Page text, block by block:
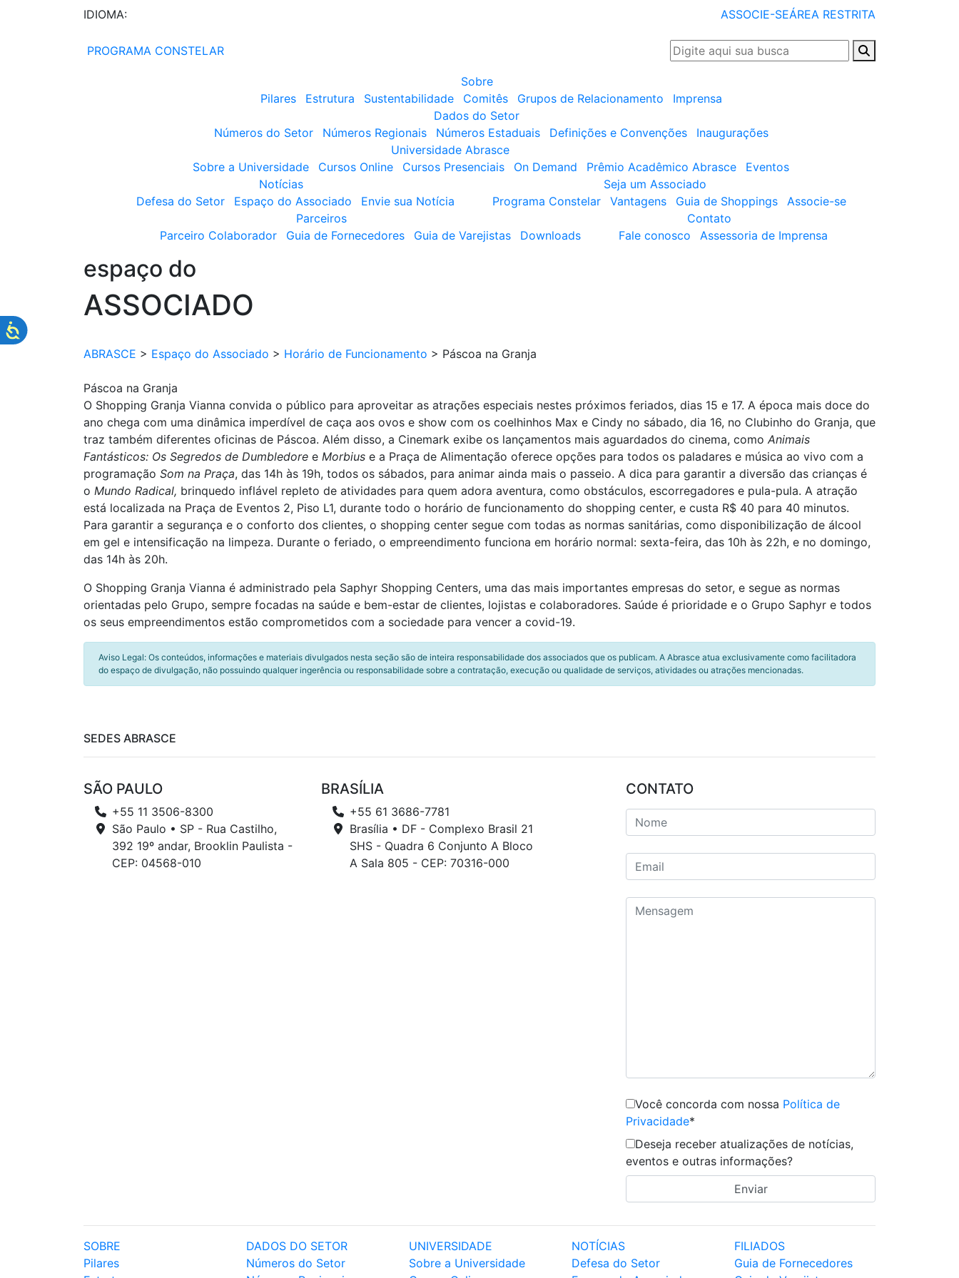
IDIOMA: ASSOCIE-SEÁREA RESTRITA
PROGRAMA CONSTELAR
Sobre
Pilares
Estrutura Sustentabilidade Comitês Grupos de Relacionamento
Imprensa
Dados do Setor
Números do Setor
Números Regionais Números Estaduais Definições e Convenções
Inaugurações
Universidade Abrasce
Sobre a Universidade
Cursos Online Cursos Presenciais On Demand Prêmio Acadêmico Abrasce
Eventos
Notícias
Defesa do Setor
Espaço do Associado Envie sua Notícia
Seja um Associado
Programa Constelar
Vantagens Guia de Shoppings
Associe-se
Parceiros
Parceiro Colaborador
Guia de Fornecedores Guia de Varejistas Downloads
Contato
Fale conosco
Assessoria de Imprensa
espaço do
ASSOCIADO
ABRASCE > Espaço do Associado > Horário de Funcionamento > Páscoa na Granja
Páscoa na Granja
O Shopping Granja Vianna convida o público para aproveitar as atrações especiais nestes próximos feriados, dias 15 e 17. A época mais doce do
ano chega com uma dinâmica imperdível de caça aos ovos e show com os coelhinhos Max e Cindy no sábado, dia 16, no Clubinho do Granja, que
traz também diferentes oficinas de Páscoa. Além disso, a Cinemark exibe os lançamentos mais aguardados do cinema, como Animais
Fantásticos: Os Segredos de Dumbledore e Morbius e a Praça de Alimentação oferece opções para todos os paladares e música ao vivo com a
programação Som na Praça, das 14h às 19h, todos os sábados, para animar ainda mais o passeio. A dica para garantir a diversão das crianças é
o Mundo Radical, brinquedo inflável repleto de atividades para quem adora aventura, como obstáculos, escorregadores e pula-pula. A atração
está localizada na Praça de Eventos 2, Piso L1, durante todo o horário de funcionamento do shopping center, e custa R$ 40 para 40 minutos.
Para garantir a segurança e o conforto dos clientes, o shopping center segue com todas as normas sanitárias, como disponibilização de álcool
em gel e intensificação na limpeza. Durante o feriado, o empreendimento funciona em horário normal: sexta-feira, das 10h às 22h, e no domingo,
das 14h às 20h.
O Shopping Granja Vianna é administrado pela Saphyr Shopping Centers, uma das mais importantes empresas do setor, e segue as normas
orientadas pelo Grupo, sempre focadas na saúde e bem-estar de clientes, lojistas e colaboradores. Saúde é prioridade e o Grupo Saphyr e todos
os seus empreendimentos estão comprometidos com a sociedade para vencer a covid-19.
Aviso Legal: Os conteúdos, informações e materiais divulgados nesta seção são de inteira responsabilidade dos associados que os publicam. A Abrasce atua exclusivamente como facilitadora
do espaço de divulgação, não possuindo qualquer ingerência ou responsabilidade sobre a contratação, execução ou qualidade de serviços, atividades ou atrações mencionadas.
SEDES ABRASCE
SÃO PAULO
+55 11 3506-8300
São Paulo • SP - Rua Castilho,
392 19º andar, Brooklin Paulista -
CEP: 04568-010
BRASÍLIA
+55 61 3686-7781
Brasília • DF - Complexo Brasil 21
SHS - Quadra 6 Conjunto A Bloco
A Sala 805 - CEP: 70316-000
CONTATO
Você concorda com nossa Política de
Privacidade*
Deseja receber atualizações de notícias,
eventos e outras informações?
SOBRE
Pilares
DADOS DO SETOR
Números do Setor
UNIVERSIDADE
Sobre a Universidade
NOTÍCIAS
Defesa do Setor
FILIADOS
Guia de Fornecedores